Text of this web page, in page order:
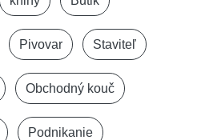
Pivovar Staviteľ
Obchodný kouč
Podnikanie